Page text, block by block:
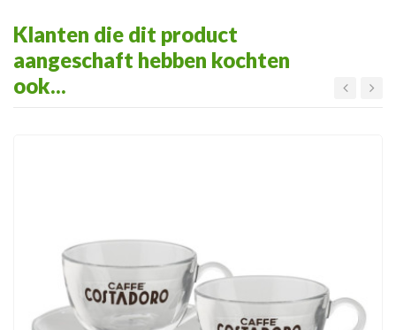
Klanten die dit product
aangeschaft hebben kochten
ook...